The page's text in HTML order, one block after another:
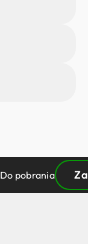
Do pobrania